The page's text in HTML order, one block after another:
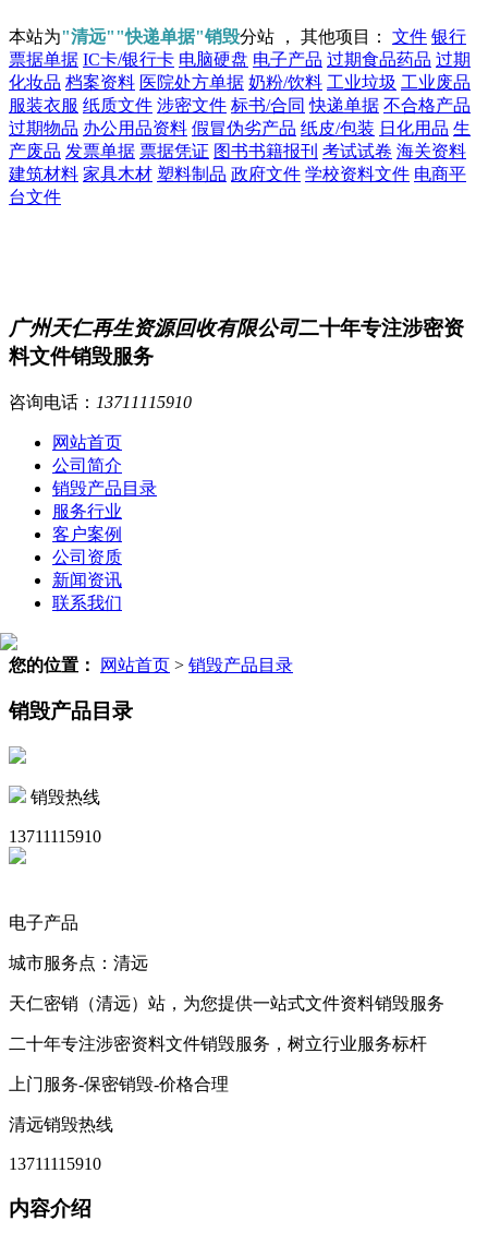
本站为"清远""快递单据"销毁分站 ， 其他项目： 文件 银行
票据单据 IC卡/银行卡 电脑硬盘 电子产品 过期食品药品 过期
化妆品 档案资料 医院处方单据 奶粉/饮料 工业垃圾 工业废品
服装衣服 纸质文件 涉密文件 标书/合同 快递单据 不合格产品
过期物品 办公用品资料 假冒伪劣产品 纸皮/包装 日化用品 生
产废品 发票单据 票据凭证 图书书籍报刊 考试试卷 海关资料
建筑材料 家具木材 塑料制品 政府文件 学校资料文件 电商平
台文件
广州天仁再生资源回收有限公司二十年专注涉密资
料文件销毁服务
咨询电话： 13711115910
网站首页
公司简介
销毁产品目录
服务行业
客户案例
公司资质
新闻资讯
联系我们
您的位置： 网站首页 > 销毁产品目录
销毁产品目录
销毁热线
13711115910
电子产品
城市服务点：清远
天仁密销（清远）站，为您提供一站式文件资料销毁服务
二十年专注涉密资料文件销毁服务，树立行业服务标杆
上门服务-保密销毁-价格合理
清远销毁热线
13711115910
内容介绍